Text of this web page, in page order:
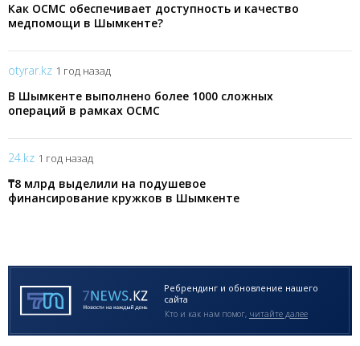
Как ОСМС обеспечивает доступность и качество
медпомощи в Шымкенте?
otyrar.kz 1 год назад
В Шымкенте выполнено более 1000 сложных
операций в рамках ОСМС
24.kz 1 год назад
₸8 млрд выделили на подушевое
финансирование кружков в Шымкенте
Ребрендинг и обновление нашего
сайта
Кто и как нам помог, читайте далее